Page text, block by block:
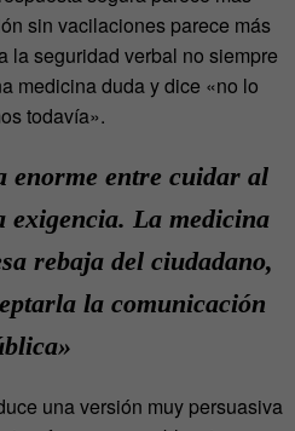
sin vacilaciones parece más
la seguridad verbal no siempre
medicina duda y dice «no lo
todavía».
enorme entre cuidar al
exigencia. La medicina
rebaja del ciudadano,
la comunicación
una versión muy persuasiva